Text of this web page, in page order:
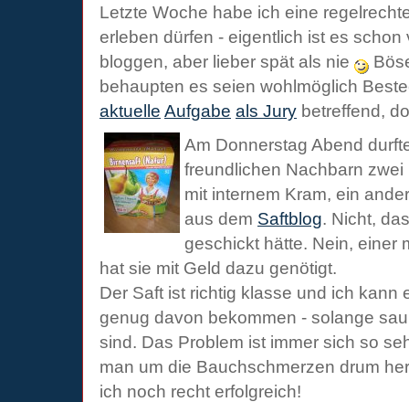
Letzte Woche habe ich eine
erleben dürfen - eigentlich ist es schon
bloggen, aber lieber spät als nie
behaupten es seien wohlmöglich
aktuelle Aufgabe als Jury betreffend,
Am Donnerstag Abend
freundlichen Nachbarn
mit internem Kram, ein
aus dem Saftblog. Nicht,
geschickt hätte. Nein, einer
hat sie mit Geld dazu genötigt.
Der Saft ist richtig klasse und ich kann
genug davon bekommen - solange
sind. Das Problem ist immer sich so
man um die Bauchschmerzen drum
ich noch recht erfolgreich!